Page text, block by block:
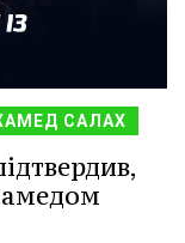
САЛАХ